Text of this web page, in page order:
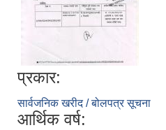
प्रकार:
सार्वजनिक खरीद / बोलपत्र सूचना
आर्थिक वर्ष: